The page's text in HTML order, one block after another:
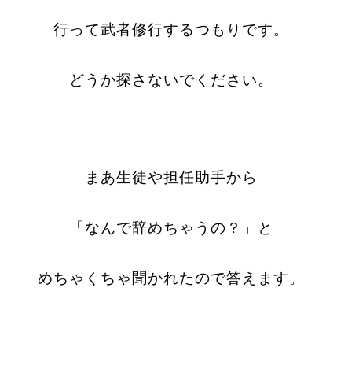
行って武者修行するつもりです。
どうか探さないでください。
まあ生徒や担任助手から
「なんで辞めちゃうの？」と
めちゃくちゃ聞かれたので答えます。